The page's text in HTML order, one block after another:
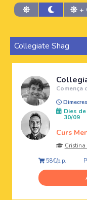
+
Collegiate Shag
Comença
Dies
30/09
Curs
Cristina
58€/p.p.